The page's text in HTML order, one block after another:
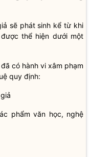
sẽ phát sinh kể từ khi
thể hiện d­ưới một
có hành vi xâm phạm
quy định:
phẩm văn học, nghệ